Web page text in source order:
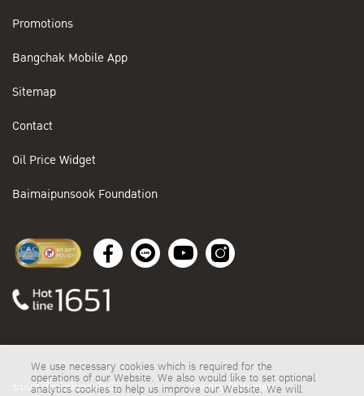
Promotions
Bangchak Mobile App
Sitemap
Contact
Oil Price Widget
Baimaipunsook Foundation
ระบบสั่งซื้อน้ำมันออนไลน์ Privacy Statement
We use necessary cookies which is required for the
operations of our Website. We also would like to set optional
analytics cookies to help us improve our Website. We will